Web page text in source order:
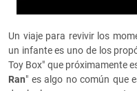
Un viaje para revivir los
un infante es uno de los
Toy Box" que próximamente
Ran" es algo no común que